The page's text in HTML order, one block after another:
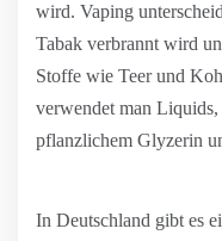
wird. Vaping
Tabak verbrannt wird
Stoffe wie Teer und
verwendet man
pflanzlichem Glyzerin
In Deutschland gibt es